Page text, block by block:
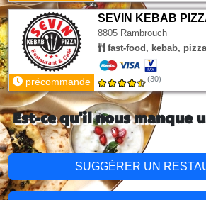
SEVIN KEBAB
8805 Rambrouch
fast-food, kebab, pizza
précommande (30)
Est-ce qu'il nous manque
SUGGÉRER UN